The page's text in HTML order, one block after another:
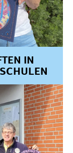
IN